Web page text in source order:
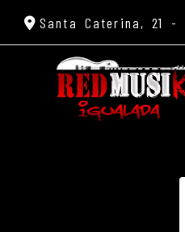
Santa Caterina, 21 -